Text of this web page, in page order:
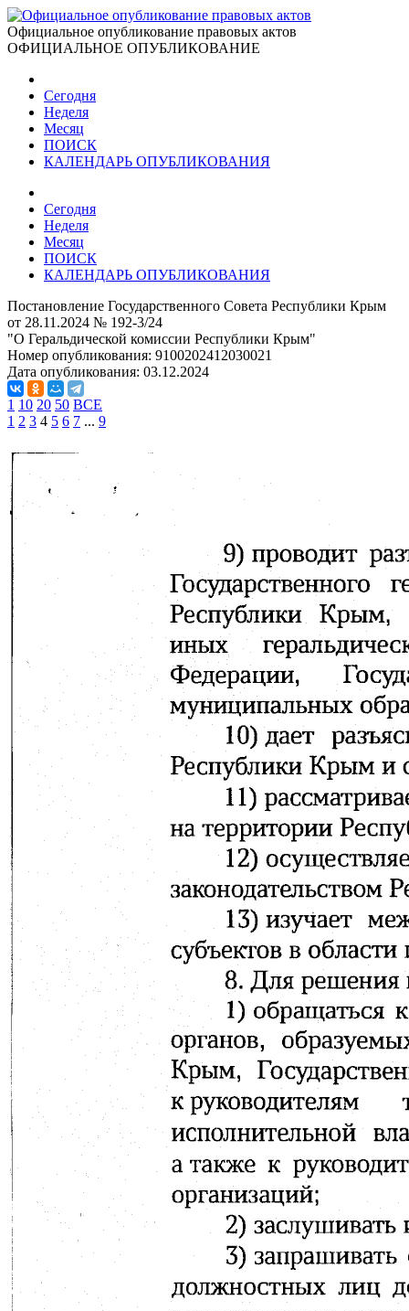
Официальное опубликование правовых актов
ОФИЦИАЛЬНОЕ ОПУБЛИКОВАНИЕ
Сегодня
Неделя
Месяц
ПОИСК
КАЛЕНДАРЬ ОПУБЛИКОВАНИЯ
Сегодня
Неделя
Месяц
ПОИСК
КАЛЕНДАРЬ ОПУБЛИКОВАНИЯ
Постановление Государственного Совета Республики Крым
от 28.11.2024 № 192-3/24
"О Геральдической комиссии Республики Крым"
Номер опубликования: 9100202412030021
Дата опубликования: 03.12.2024
1 10 20 50 ВСЕ
1 2 3 4 5 6 7 ... 9